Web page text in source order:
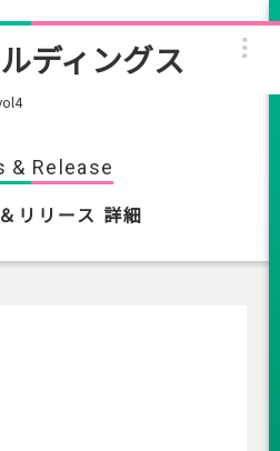
& Release
リリース 詳細